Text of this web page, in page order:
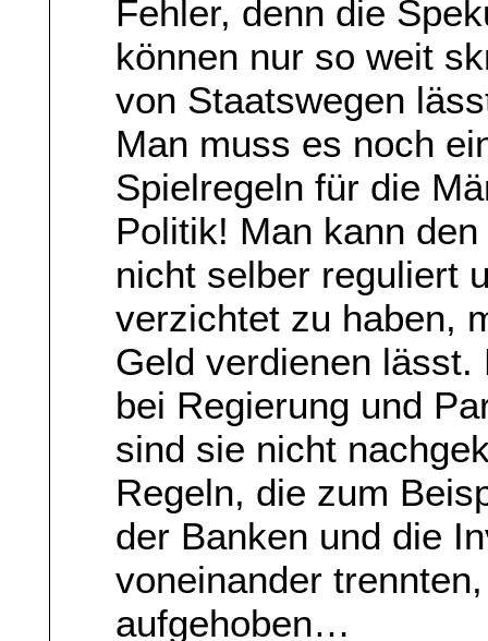
Fehler, denn die
können nur so weit
von Staatswegen
Man muss es noch
Spielregeln für die
Politik! Man kann
nicht selber reguliert
verzichtet zu haben,
Geld verdienen
bei Regierung und
sind sie nicht
Regeln, die zum
der Banken und die
voneinander
aufgehoben…